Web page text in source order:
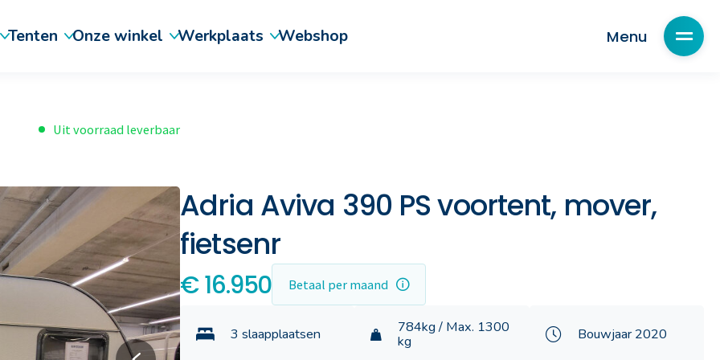
Occasions & voorraad Caravan financiering
Tenten
Luifels Kampeertenten
Onze winkel
Outdoor kleding en uitrusting Wintersport
Werkplaats
Schade en herstel Servicecenter onderdelen
Webshop Menu
Menu
Ja, ik ben geïnteresseerd
Uit voorraad leverbaar
Adria Aviva 390 PS voortent, mover,
fietsenr
€ 16.950 Betaal per maand
3 slaapplaatsen 784kg / Max. 1300
kg
Bouwjaar 2020